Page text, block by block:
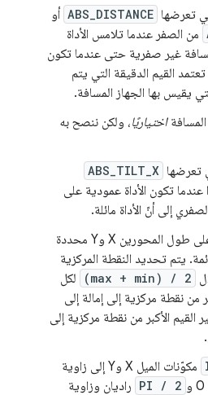
تعرضها ABS_DISTANCE أو
من الصفر عندما تلامس الأداة
غير صفرية حتى عندما تكون
القيم الدقيقة التي يتم
يقيس بها الجهاز المسافة.
اختياريًا، ولكن ننصح به
تعرضها ABS_TILT_X
عندما تكون الأداة عمودية على
إلى أنّ الأداة مائلة.
يُفترض أنّ زوايا الإمالة على طول المحورين X وY محددة
يتم تحديد النقطة المركزية
(max + min) / 2
لكل
من نقطة مركزية إلى إمالة إلى
القيم الأكبر من نقطة مركزية إلى
مكوّنات الميل X وY إلى زاوية
PI / 2 راديان وزاوية